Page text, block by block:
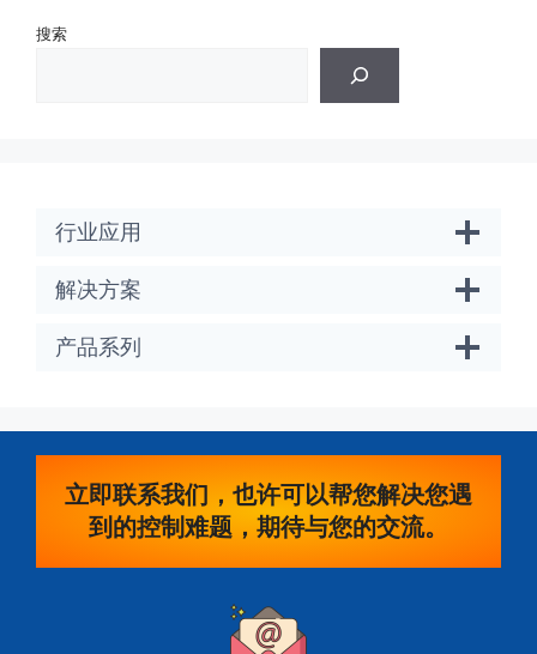
搜索
行业应用
解决方案
产品系列
立即联系我们，也许可以帮您解决您遇
到的控制难题，期待与您的交流。